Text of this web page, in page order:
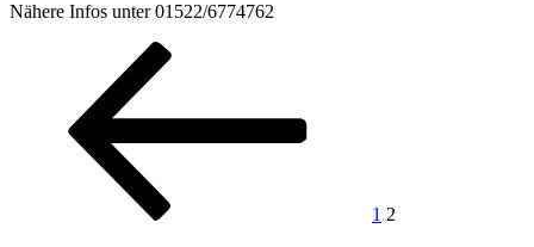
Nähere Infos unter 01522/6774762
Seitennummerierung
Beiträge
1 2